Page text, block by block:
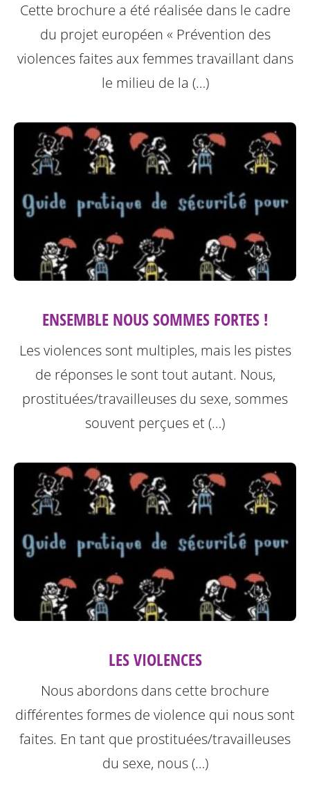
Cette brochure a été réalisée dans le cadre
du projet européen « Prévention des
violences faites aux femmes travaillant dans
le milieu de la (…)
ENSEMBLE NOUS SOMMES FORTES !
Les violences sont multiples, mais les pistes
de réponses le sont tout autant. Nous,
prostituées/travailleuses du sexe, sommes
souvent perçues et (…)
LES VIOLENCES
Nous abordons dans cette brochure
différentes formes de violence qui nous sont
faites. En tant que prostituées/travailleuses
du sexe, nous (…)